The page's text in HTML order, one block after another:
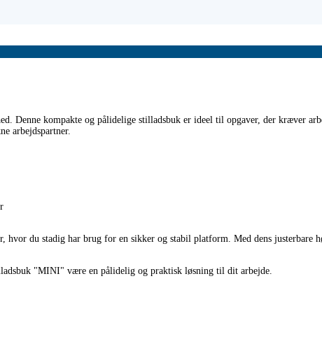
Denne kompakte og pålidelige stilladsbuk er ideel til opgaver, der kræver
arbejdspartner.
du stadig har brug for en sikker og stabil platform. Med dens justerbare
"MINI" være en pålidelig og praktisk løsning til dit arbejde.